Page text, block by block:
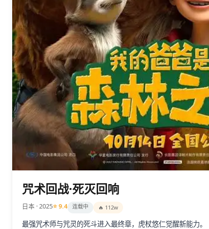
咒术回战·死灭回响
日本 · 2025⭐ 9.4 连载中 🔥 112w
最强咒术师与咒灵的死斗进入最终章，虎杖悠仁觉醒新能力。